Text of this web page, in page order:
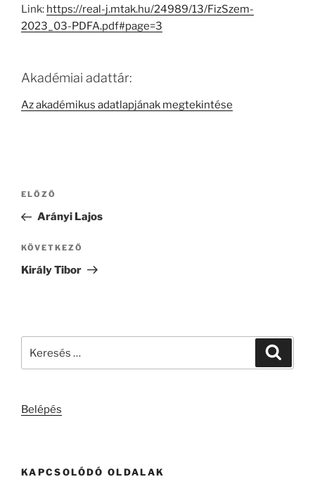
Link: https://real-j.mtak.hu/24989/13/FizSzem-
2023_03-PDFA.pdf#page=3
Akadémiai adattár:
Az akadémikus adatlapjának megtekintése
Bejegyzés
Korábbi
bejegyzés
ELŐZŐ
Arányi Lajos
Következő
bejegyzés
KÖVETKEZŐ
Király Tibor
Belépés
KAPCSOLÓDÓ OLDALAK